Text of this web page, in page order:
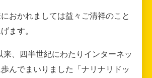
おかれましては益々ご清祥のこと
ます。
来、四半世紀にわたりインターネッ
んでまいりました「ナリナリドッ